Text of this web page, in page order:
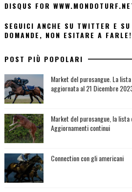
DISQUS FOR
SEGUICI ANCHE SU TWITTER E
DOMANDE, NON ESITARE A FARLE!
POST PIÙ POPOLARI
Market del purosangue. La
aggiornata al 21 Dicembre
Market del purosangue, la
Aggiornamenti continui
Connection con gli americani